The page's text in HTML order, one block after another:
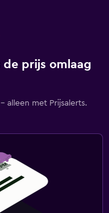
prijs omlaag
alleen met Prijsalerts.